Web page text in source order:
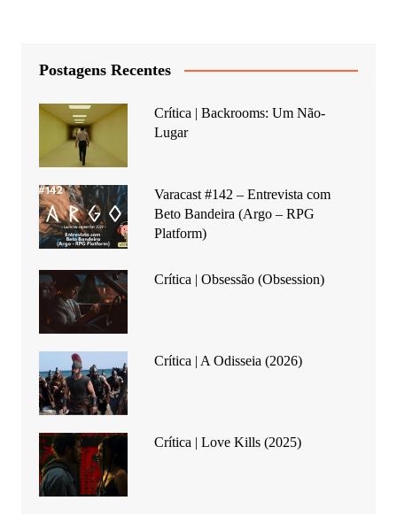
Postagens Recentes
Crítica | Backrooms: Um Não-
Lugar
Varacast #142 – Entrevista com
Beto Bandeira (Argo – RPG
Platform)
Crítica | Obsessão (Obsession)
Crítica | A Odisseia (2026)
Crítica | Love Kills (2025)